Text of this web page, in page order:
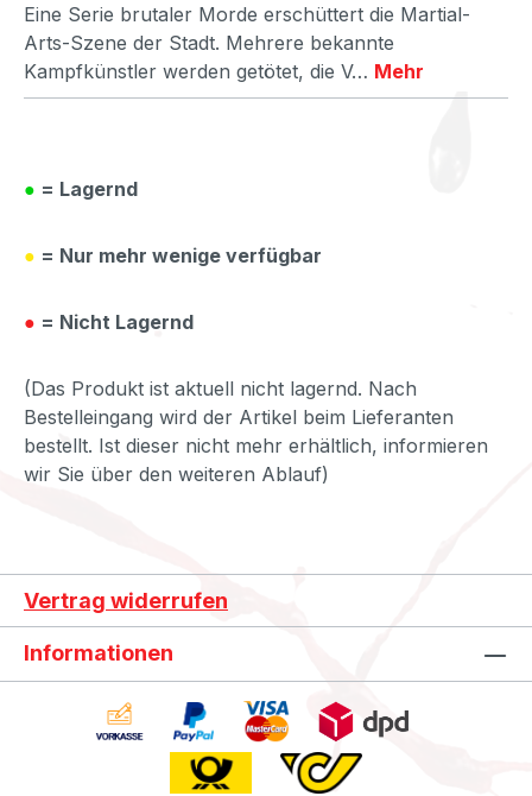
Eine Serie brutaler Morde erschüttert die Martial-
Arts-Szene der Stadt. Mehrere bekannte
Kampfkünstler werden getötet, die V… Mehr
● = Lagernd
● = Nur mehr wenige verfügbar
● = Nicht Lagernd
(Das Produkt ist aktuell nicht lagernd. Nach
Bestelleingang wird der Artikel beim Lieferanten
bestellt. Ist dieser nicht mehr erhältlich, informieren
wir Sie über den weiteren Ablauf)
Vertrag widerrufen
Informationen